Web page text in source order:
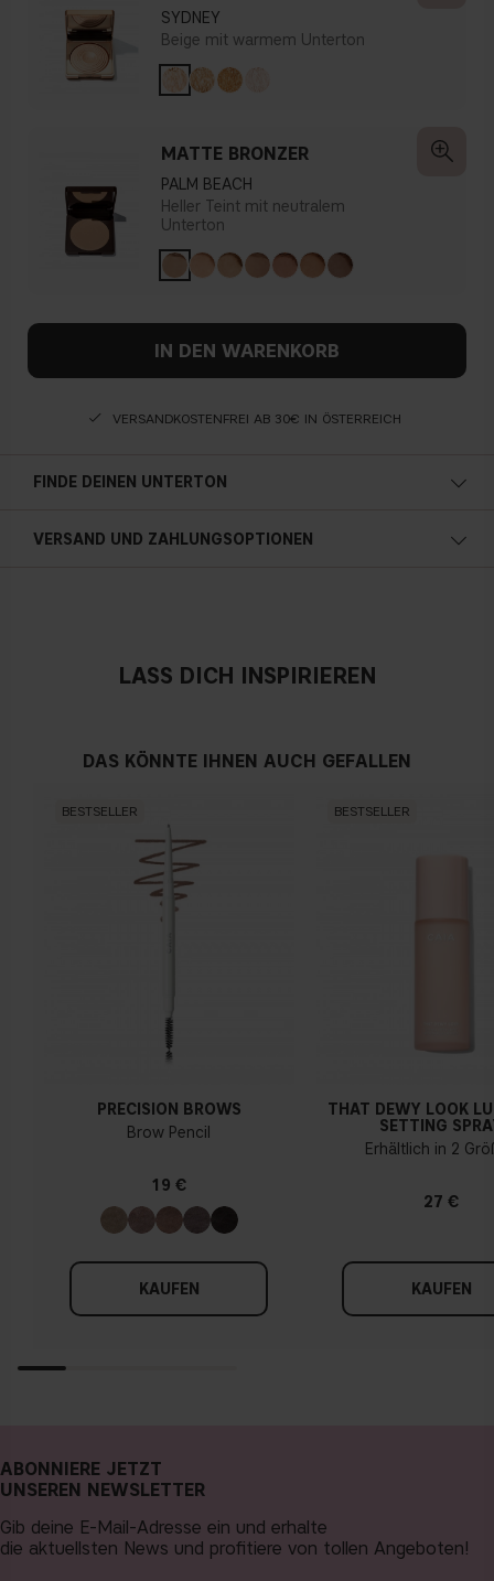
SYDNEY
Beige mit warmem Unterton
MATTE BRONZER
PALM BEACH
Heller Teint mit neutralem
Unterton
IN DEN WARENKORB
VERSANDKOSTENFREI AB 30€ IN ÖSTERREICH
FINDE DEINEN UNTERTON
Blauer, rosa oder rötlicher teint
Kein offensichtlicher Blau-, Rosa- oder Gelbton
Gelber, olivfarbener oder goldener teint
VERSAND UND ZAHLUNGSOPTIONEN
LASS DICH INSPIRIEREN
DAS KÖNNTE IHNEN AUCH GEFALLEN
BESTSELLER
PRECISION BROWS
Brow Pencil
19 €
KAUFEN
BESTSELLER
THAT DEWY LOOK
SETTING
Erhältlich in 2
27 €
KAUFEN
ABONNIERE JETZT
UNSEREN NEWSLETTER
Gib deine E-Mail-Adresse ein und erhalte
die aktuellsten News und profitiere von tollen Angeboten!